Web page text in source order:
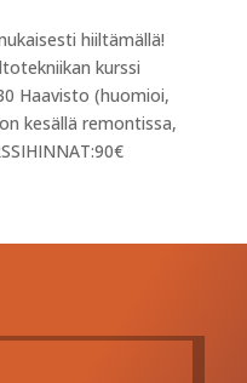
hiiltämällä!
kurssi
Haavisto (huomioi,
kesällä remontissa,